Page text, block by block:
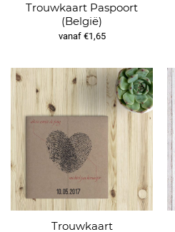
Trouwkaart Paspoort
(België)
vanaf €1,65
Trouwkaart